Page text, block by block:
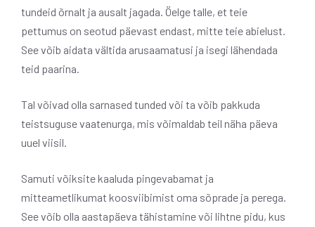
tundeid õrnalt ja ausalt jagada. Öelge talle, et teie
pettumus on seotud päevast endast, mitte teie abielust.
See võib aidata vältida arusaamatusi ja isegi lähendada
teid paarina.
Tal võivad olla sarnased tunded või ta võib pakkuda
teistsuguse vaatenurga, mis võimaldab teil näha päeva
uuel viisil.
Samuti võiksite kaaluda pingevabamat ja
mitteametlikumat koosviibimist oma sõprade ja perega.
See võib olla aastapäeva tähistamine või lihtne pidu, kus